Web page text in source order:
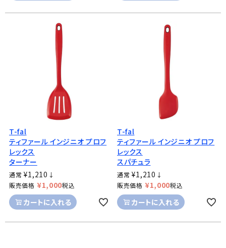
T-fal
ティファール インジニオ プロフ
レックス
ターナー
通常 ¥1,210 ↓
販売価格 ¥1,000税込
カートに入れる
T-fal
ティファール インジニオ プロフ
レックス
スパチュラ
通常 ¥1,210 ↓
販売価格 ¥1,000税込
カートに入れる